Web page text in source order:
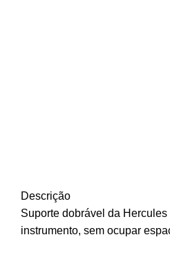
Descrição
Suporte dobrável da
instrumento, sem ocupar